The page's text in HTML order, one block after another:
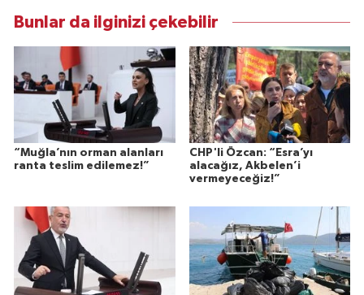
Bunlar da ilginizi çekebilir
“Muğla’nın orman alanları
ranta teslim edilemez!”
CHP'li Özcan: “Esra’yı
alacağız, Akbelen’i
vermeyeceğiz!”